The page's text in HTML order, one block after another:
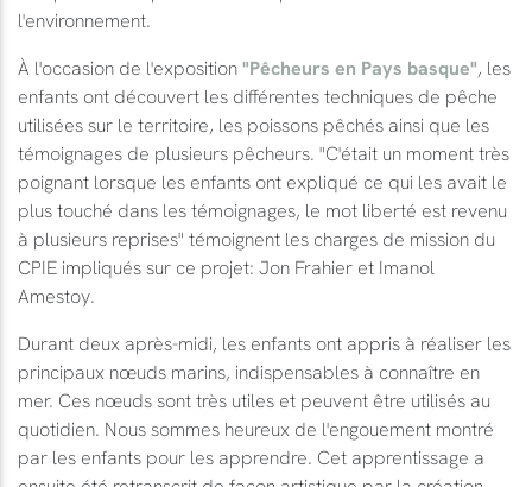
l'environnement.
À l'occasion de l'exposition "Pêcheurs en Pays basque", les
enfants ont découvert les différentes techniques de pêche
utilisées sur le territoire, les poissons pêchés ainsi que les
témoignages de plusieurs pêcheurs. "C'était un moment très
poignant lorsque les enfants ont expliqué ce qui les avait le
plus touché dans les témoignages, le mot liberté est revenu
à plusieurs reprises" témoignent les charges de mission du
CPIE impliqués sur ce projet: Jon Frahier et Imanol
Amestoy.
Durant deux après-midi, les enfants ont appris à réaliser les
principaux nœuds marins, indispensables à connaître en
mer. Ces nœuds sont très utiles et peuvent être utilisés au
quotidien. Nous sommes heureux de l'engouement montré
par les enfants pour les apprendre. Cet apprentissage a